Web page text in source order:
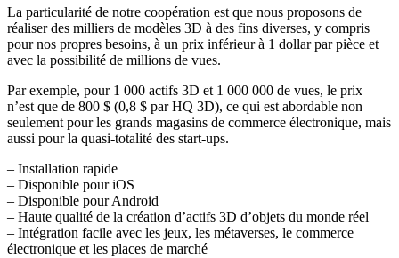
La particularité de notre coopération est que nous proposons de
réaliser des milliers de modèles 3D à des fins diverses, y compris
pour nos propres besoins, à un prix inférieur à 1 dollar par pièce et
avec la possibilité de millions de vues.
Par exemple, pour 1 000 actifs 3D et 1 000 000 de vues, le prix
n’est que de 800 $ (0,8 $ par HQ 3D), ce qui est abordable non
seulement pour les grands magasins de commerce électronique, mais
aussi pour la quasi-totalité des start-ups.
– Installation rapide
– Disponible pour iOS
– Disponible pour Android
– Haute qualité de la création d’actifs 3D d’objets du monde réel
– Intégration facile avec les jeux, les métaverses, le commerce
électronique et les places de marché